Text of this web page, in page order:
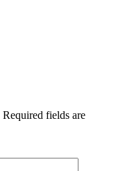
Required fields are